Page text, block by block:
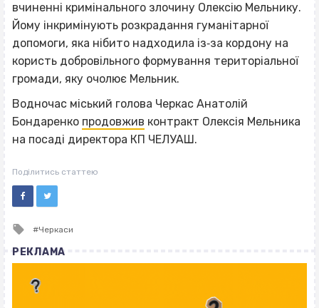
вчиненні кримінального злочину Олексію Мельнику.
Йому інкримінують розкрадання гуманітарної
допомоги, яка нібито надходила із‐за кордону на
користь добровільного формування територіальної
громади, яку очолює Мельник.
Водночас міський голова Черкас Анатолій
Бондаренко продовжив контракт Олексія Мельника
на посаді директора КП ЧЕЛУАШ.
Поділитись статтею
Tagged
Черкаси
РЕКЛАМА